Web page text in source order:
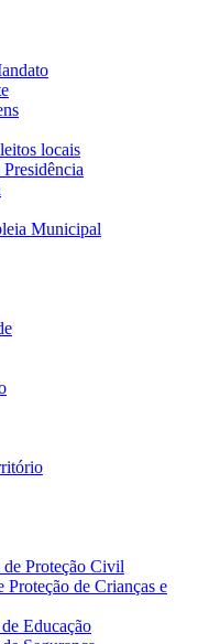
locais
Municipal
Proteção Civil
Proteção de Crianças e
Educação